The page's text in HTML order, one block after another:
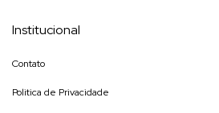
Institucional
Contato
Politica de Privacidade